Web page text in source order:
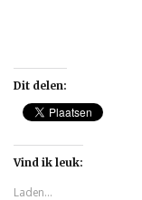
Dit delen:
Vind ik leuk:
Laden...